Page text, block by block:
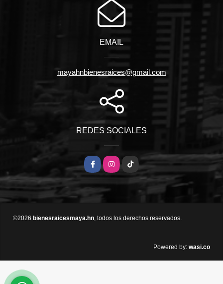
EMAIL
mayahnbienesraices@gmail.com
REDES SOCIALES
FacebookInstagramTikTok
©2026 bienesraicesmaya.hn, todos los derechos reservados.
Powered by: wasi.co